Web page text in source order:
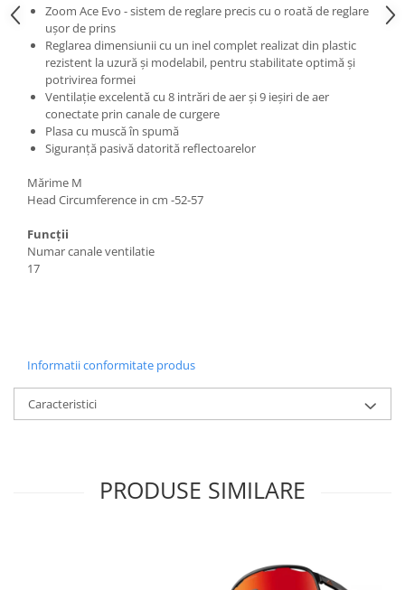
Zoom Ace Evo - sistem de reglare precis cu o roată de reglare
ușor de prins
Reglarea dimensiunii cu un inel complet realizat din plastic
rezistent la uzură și modelabil, pentru stabilitate optimă și
potrivirea formei
Ventilație excelentă cu 8 intrări de aer și 9 ieșiri de aer
conectate prin canale de curgere
Plasa cu muscă în spumă
Siguranță pasivă datorită reflectoarelor
Mărime M
Head Circumference in cm -52-57
Funcții
Numar canale ventilatie
17
Informatii conformitate produs
Caracteristici
PRODUSE SIMILARE